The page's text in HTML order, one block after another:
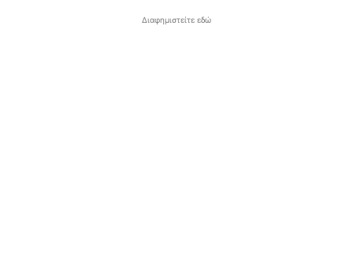
Διαφημιστείτε εδώ